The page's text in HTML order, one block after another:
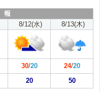
8/12(水) 8/13(木)
30/20 24/20
20 50